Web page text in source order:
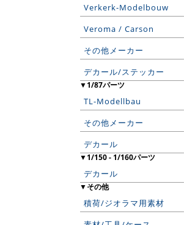
Verkerk-Modelbouw
Veroma / Carson
その他メーカー
デカール/ステッカー
▼1/87パーツ
TL-Modellbau
その他メーカー
デカール
▼1/150 - 1/160パーツ
デカール
▼その他
積荷/ジオラマ用素材